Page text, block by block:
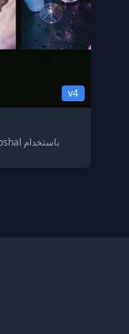
v4
تم الإنشاء بواسطة Vahtang Roshal باستخدام